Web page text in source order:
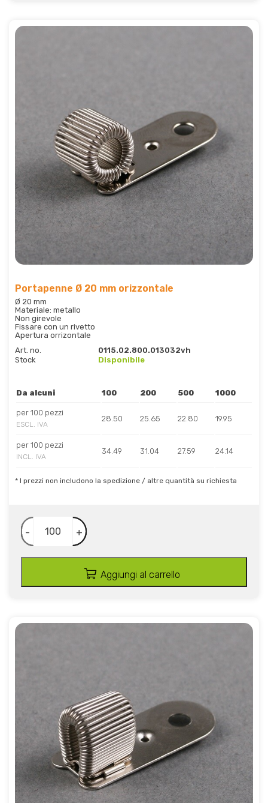
Portapenne Ø 20 mm orizzontale
Ø 20 mm
Materiale: metallo
Non girevole
Fissare con un rivetto
Apertura orrizontale
Art. no.
0115.02.800.013032vh
Stock
Disponibile
Da alcuni 100 200 500 1000
per 100 pezzi
ESCL. IVA
28.50 25.65 22.80 19.95
per 100 pezzi
INCL. IVA
34.49 31.04 27.59 24.14
* I prezzi non includono la spedizione / altre quantità su richiesta
- +
Aggiungi al carrello